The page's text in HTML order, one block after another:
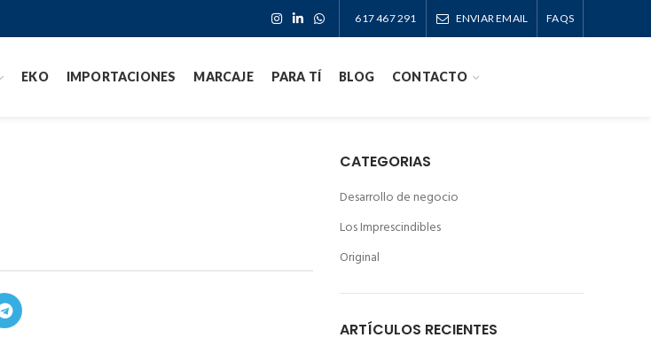
617 467 291 ENVIAR EMAIL FAQS
EKO IMPORTACIONES MARCAJE PARA TÍ BLOG CONTACTO
CATEGORIAS
Desarrollo de negocio
Los Imprescindibles
Original
ARTÍCULOS RECIENTES